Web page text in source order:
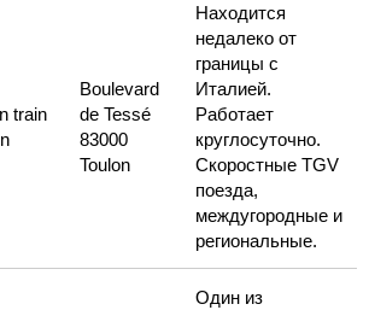
train
Boulevard
de Tessé
83000
Toulon
Находится
недалеко от
границы с
Италией.
Работает
круглосуточно.
Скоростные TGV
поезда,
междугородные и
региональные.
Один из